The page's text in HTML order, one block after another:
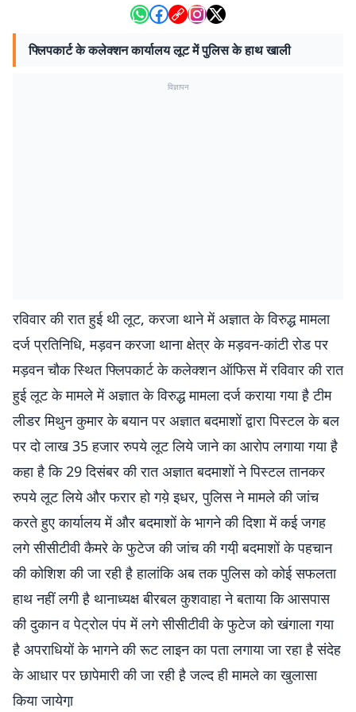
फ्लिपकार्ट के कलेक्शन कार्यालय लूट में पुलिस के हाथ खाली
विज्ञापन
रविवार की रात हुई थी लूट, करजा थाने में अज्ञात के विरुद्ध मामला
दर्ज प्रतिनिधि, मड़वन करजा थाना क्षेत्र के मड़वन-कांटी रोड पर
मड़वन चौक स्थित फ्लिपकार्ट के कलेक्शन ऑफिस में रविवार की रात
हुई लूट के मामले में अज्ञात के विरुद्ध मामला दर्ज कराया गया है़ टीम
लीडर मिथुन कुमार के बयान पर अज्ञात बदमाशों द्वारा पिस्टल के बल
पर दो लाख 35 हजार रुपये लूट लिये जाने का आरोप लगाया गया है़
कहा है कि 29 दिसंबर की रात अज्ञात बदमाशों ने पिस्टल तानकर
रुपये लूट लिये और फरार हो गये़ इधर, पुलिस ने मामले की जांच
करते हुए कार्यालय में और बदमाशों के भागने की दिशा में कई जगह
लगे सीसीटीवी कैमरे के फुटेज की जांच की गयी़ बदमाशों के पहचान
की कोशिश की जा रही है़ हालांकि अब तक पुलिस को कोई सफलता
हाथ नहीं लगी है़ थानाध्यक्ष बीरबल कुशवाहा ने बताया कि आसपास
की दुकान व पेट्रोल पंप में लगे सीसीटीवी के फुटेज को खंगाला गया
है़ अपराधियों के भागने की रूट लाइन का पता लगाया जा रहा है़ संदेह
के आधार पर छापेमारी की जा रही है़ जल्द ही मामले का खुलासा
किया जायेगा़